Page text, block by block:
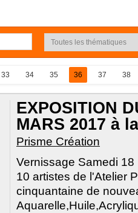
33 34 35 36 37 38
EXPOSITION
MARS 2017 à
Prisme Création
Vernissage Samedi
10 artistes de l'Atelier
cinquantaine de